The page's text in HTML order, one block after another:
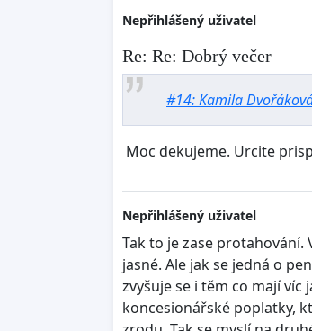
Nepřihlášený uživatel
Re: Re: Dobrý večer
#14: Kamila
Moc dekujeme. Urcite
Nepřihlášený uživatel
Tak to je zase
jasné. Ale jak se jedná o
zvyšuje se i těm co mají
koncesionářské poplatky,